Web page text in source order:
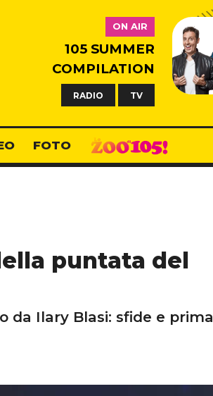
ON AIR
105 SUMMER
COMPILATION
RADIO TV
FOTO
puntata del
da Ilary Blasi: sfide e prima